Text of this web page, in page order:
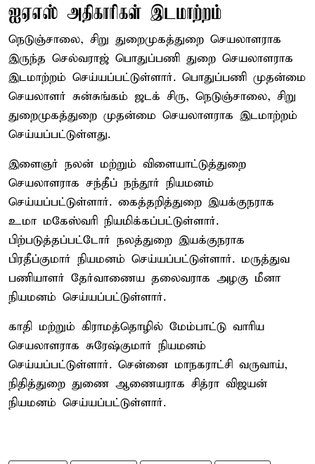
ஐஏஎஸ் அதிகாரிகள் இடமாற்றம்
நெடுஞ்சாலை, சிறு துறைமுகத்துறை செயலாளராக
இருந்த செல்வராஜ் பொதுப்பணி துறை செயலாளராக
இடமாற்றம் செய்யப்பட்டுள்ளார். பொதுப்பணி முதன்மை
செயலாளர் சுன்சுங்கம் ஜடக் சிரு, நெடுஞ்சாலை, சிறு
துறைமுகத்துறை முதன்மை செயலாளராக இடமாற்றம்
செய்யப்பட்டுள்ளது.
இளைஞர் நலன் மற்றும் விளையாட்டுத்துறை
செயலாளராக சந்தீப் நந்தூர் நியமனம்
செய்யப்பட்டுள்ளார். கைத்தறித்துறை இயக்குநராக
உமா மகேஸ்வரி நியமிக்கப்பட்டுள்ளார்.
பிற்படுத்தப்பட்டோர் நலத்துறை இயக்குநராக
பிரதீப்குமார் நியமனம் செய்யப்பட்டுள்ளார். மருத்துவ
பணியாளர் தேர்வாணைய தலைவராக அழகு மீனா
நியமனம் செய்யப்பட்டுள்ளார்.
காதி மற்றும் கிராமத்தொழில் மேம்பாட்டு வாரிய
செயலாளராக சுரேஷ்குமார் நியமனம்
செய்யப்பட்டுள்ளார். சென்னை மாநகராட்சி வருவாய்,
நிதித்துறை துணை ஆணையராக சித்ரா விஜயன்
நியமனம் செய்யப்பட்டுள்ளார்.